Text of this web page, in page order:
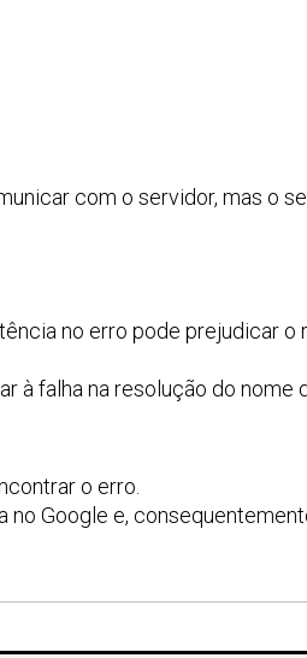
com o servidor, mas o
no erro pode prejudicar o
à falha na resolução do nome
o erro.
no Google e,